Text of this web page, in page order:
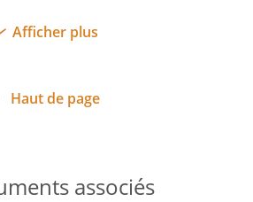
Afficher plus
Haut de page
associés